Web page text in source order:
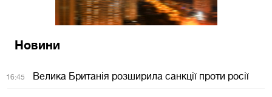
Новини
Велика Британія розширила санкції проти росії
16:45